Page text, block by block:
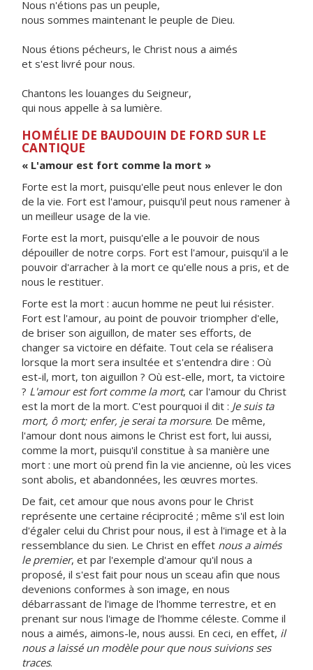
Nous n'étions pas un peuple,
nous sommes maintenant le peuple de Dieu.
Nous étions pécheurs, le Christ nous a aimés
et s'est livré pour nous.
Chantons les louanges du Seigneur,
qui nous appelle à sa lumière.
HOMÉLIE DE BAUDOUIN DE FORD SUR LE
CANTIQUE
« L'amour est fort comme la mort »
Forte est la mort, puisqu'elle peut nous enlever le don
de la vie. Fort est l'amour, puisqu'il peut nous ramener à
un meilleur usage de la vie.
Forte est la mort, puisqu'elle a le pouvoir de nous
dépouiller de notre corps. Fort est l'amour, puisqu'il a le
pouvoir d'arracher à la mort ce qu'elle nous a pris, et de
nous le restituer.
Forte est la mort : aucun homme ne peut lui résister.
Fort est l'amour, au point de pouvoir triompher d'elle,
de briser son aiguillon, de mater ses efforts, de
changer sa victoire en défaite. Tout cela se réalisera
lorsque la mort sera insultée et s'entendra dire : Où
est-il, mort, ton aiguillon ? Où est-elle, mort, ta victoire
? L'amour est fort comme la mort, car l'amour du Christ
est la mort de la mort. C'est pourquoi il dit : Je suis ta
mort, ô mort; enfer, je serai ta morsure. De même,
l'amour dont nous aimons le Christ est fort, lui aussi,
comme la mort, puisqu'il constitue à sa manière une
mort : une mort où prend fin la vie ancienne, où les vices
sont abolis, et abandonnées, les œuvres mortes.
De fait, cet amour que nous avons pour le Christ
représente une certaine réciprocité ; même s'il est loin
d'égaler celui du Christ pour nous, il est à l'image et à la
ressemblance du sien. Le Christ en effet nous a aimés
le premier, et par l'exemple d'amour qu'il nous a
proposé, il s'est fait pour nous un sceau afin que nous
devenions conformes à son image, en nous
débarrassant de l'image de l'homme terrestre, et en
prenant sur nous l'image de l'homme céleste. Comme il
nous a aimés, aimons-le, nous aussi. En ceci, en effet, il
nous a laissé un modèle pour que nous suivions ses
traces.